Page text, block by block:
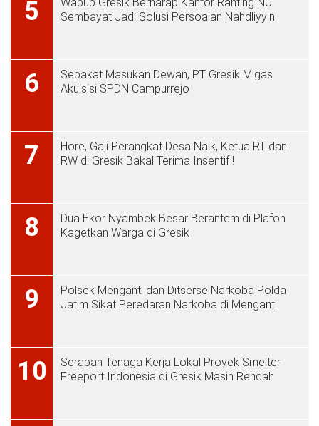
5
Sembayat Jadi Solusi Persoalan Nahdliyyin
6
Sepakat Masukan Dewan, PT Gresik Migas
Akuisisi SPDN Campurrejo
7
Hore, Gaji Perangkat Desa Naik, Ketua RT dan
RW di Gresik Bakal Terima Insentif !
8
Dua Ekor Nyambek Besar Berantem di Plafon
Kagetkan Warga di Gresik
9
Polsek Menganti dan Ditserse Narkoba Polda
Jatim Sikat Peredaran Narkoba di Menganti
10
Serapan Tenaga Kerja Lokal Proyek Smelter
Freeport Indonesia di Gresik Masih Rendah